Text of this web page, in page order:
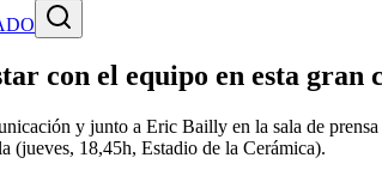
con el equipo en esta gran
y junto a Eric Bailly en la sala de
(jueves, 18,45h, Estadio de la Cerámica).